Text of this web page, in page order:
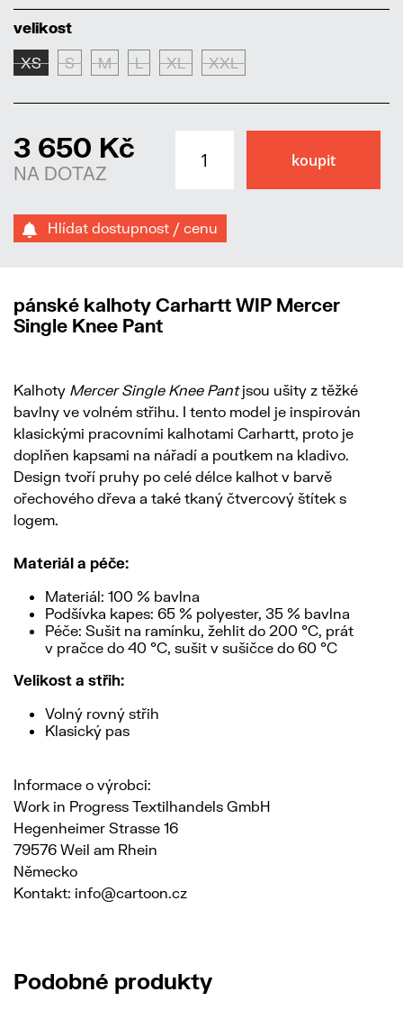
velikost
XS S M L XL XXL
3 650 Kč
NA DOTAZ
Hlídat dostupnost / cenu
pánské kalhoty Carhartt WIP Mercer
Single Knee Pant
Kalhoty Mercer Single Knee Pantjsou ušity z těžké
bavlny ve volném střihu. I tento model je inspirován
klasickými pracovními kalhotami Carhartt, proto je
doplňen kapsami na nářadí a poutkem na kladivo.
Design tvoří pruhy po celé délce kalhot v barvě
ořechového dřeva a také tkaný čtvercový štítek s
logem.
Materiál a péče:
Materiál: 100 % bavlna
Podšívka kapes: 65 % polyester, 35 % bavlna
Péče: Sušit na ramínku, žehlit do 200 °C, prát
v pračce do 40 °C, sušit v sušičce do 60 °C
Velikost a střih:
Volný rovný střih
Klasický pas
Informace o výrobci:
Work in Progress Textilhandels GmbH
Hegenheimer Strasse 16
79576 Weil am Rhein
Německo
Kontakt: info@cartoon.cz
Podobné produkty